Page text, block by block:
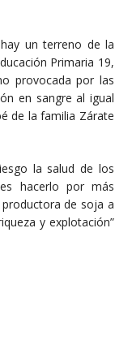
un terreno de la
Primaria 19,
provocada por las
en sangre al igual
de la familia Zárate
la salud de los
hacerlo por más
de soja a
y explotación”